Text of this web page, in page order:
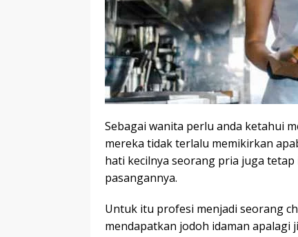
Sebagai wanita perlu anda ketahui
mereka tidak terlalu memikirkan
hati kecilnya seorang pria juga
pasangannya.
Untuk itu profesi menjadi seorang
mendapatkan jodoh idaman apalagi